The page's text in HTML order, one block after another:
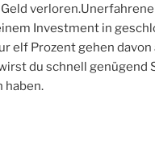
Investment in
elf Prozent gehen
du schnell genügend
haben.